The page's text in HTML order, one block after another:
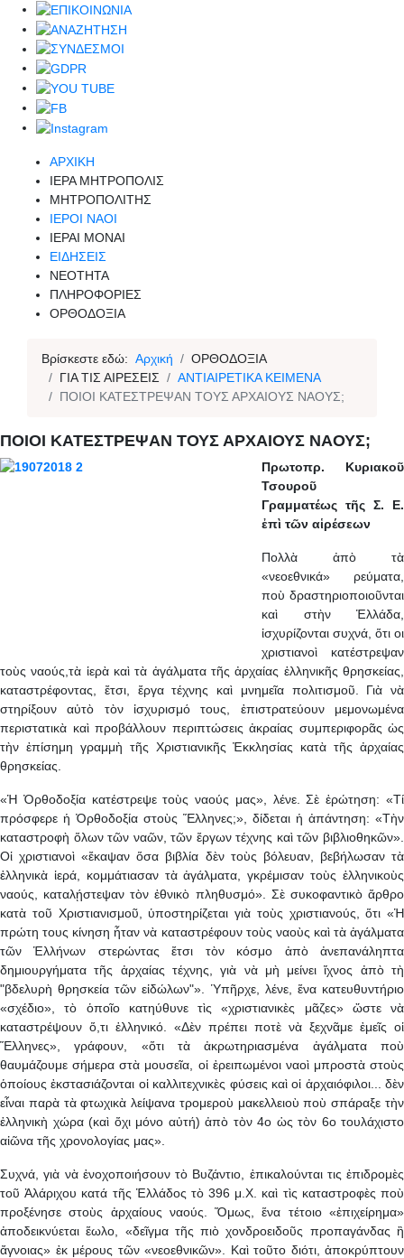
ΑΡΧΙΚΗ
ΙΕΡΑ ΜΗΤΡΟΠΟΛΙΣ
ΜΗΤΡΟΠΟΛΙΤΗΣ
ΙΕΡΟΙ ΝΑΟΙ
ΙΕΡΑΙ ΜΟΝΑΙ
ΕΙΔΗΣΕΙΣ
ΝΕΟΤΗΤΑ
ΠΛΗΡΟΦΟΡΙΕΣ
ΟΡΘΟΔΟΞΙΑ
Βρίσκεστε εδώ: Αρχική
ΟΡΘΟΔΟΞΙΑ
ΓΙΑ ΤΙΣ ΑΙΡΕΣΕΙΣ
ΑΝΤΙΑΙΡΕΤΙΚΑ ΚΕΙΜΕΝΑ
ΠΟΙΟΙ ΚΑΤΕΣΤΡΕΨΑΝ ΤΟΥΣ ΑΡΧΑΙΟΥΣ ΝΑΟΥΣ;
ΠΟΙΟΙ ΚΑΤΕΣΤΡΕΨΑΝ ΤΟΥΣ ΑΡΧΑΙΟΥΣ ΝΑΟΥΣ;
Πρωτοπρ. Κυριακοῦ
Τσουροῦ
Γραμματέως τῆς Σ. Ε.
ἐπὶ τῶν αἱρέσεων
Πολλὰ ἀπὸ τὰ
«νεοεθνικά» ρεύματα,
ποὺ δραστηριοποιοῦνται
καὶ στὴν Ἑλλάδα,
ἰσχυρίζονται συχνά, ὅτι oι
χριστιανοὶ κατέστρεψαν
τοὺς ναούς,τὰ ἱερὰ καὶ τὰ ἀγάλματα τῆς ἀρχαίας ἑλληνικῆς θρησκείας,
καταστρέφοντας, ἔτσι, ἔργα τέχνης καὶ μνημεῖα πολιτισμοῦ. Γιὰ νὰ
στηρίξουν αὐτὸ τὸν ἰσχυρισμό τους, ἐπιστρατεύουν μεμονωμένα
περιστατικὰ καὶ προβάλλουν περιπτώσεις ἀκραίας συμπεριφορᾶς ὡς
τὴν ἐπίσημη γραμμὴ τῆς Χριστιανικῆς Ἐκκλησίας κατὰ τῆς ἀρχαίας
θρησκείας.
«Ἡ Ὀρθοδοξία κατέστρεψε τοὺς ναούς μας», λένε. Σὲ ἐρώτηση: «Τί
πρόσφερε ἡ Ὀρθοδοξία στοὺς Ἕλληνες;», δίδεται ἡ ἀπάντηση: «Τὴν
καταστροφὴ ὅλων τῶν ναῶν, τῶν ἔργων τέχνης καὶ τῶν βιβλιοθηκῶν».
Οἱ χριστιανοὶ «ἔκαψαν ὅσα βιβλία δὲν τοὺς βόλευαν, βεβήλωσαν τὰ
ἑλληνικὰ ἱερά, κομμάτιασαν τὰ ἀγάλματα, γκρέμισαν τοὺς ἑλληνικοὺς
ναούς, καταλῄστεψαν τὸν ἐθνικὸ πληθυσμό». Σὲ συκοφαντικὸ ἄρθρο
κατὰ τοῦ Χριστιανισμοῦ, ὑποστηρίζεται γιὰ τοὺς χριστιανούς, ὅτι «Ἡ
πρώτη τους κίνηση ἦταν νὰ καταστρέφουν τοὺς ναοὺς καὶ τὰ ἀγάλματα
τῶν Ἑλλήνων στερώντας ἔτσι τὸν κόσμο ἀπὸ ἀνεπανάληπτα
δημιουργήματα τῆς ἀρχαίας τέχνης, γιὰ νὰ μὴ μείνει ἴχνος ἀπὸ τὴ
"βδελυρὴ θρησκεία τῶν εἰδώλων"». Ὑπῆρχε, λένε, ἕνα κατευθυντήριο
«σχέδιο», τὸ ὁποῖο κατηύθυνε τὶς «χριστιανικὲς μᾶζες» ὥστε νὰ
καταστρέψουν ὅ,τι ἑλληνικό. «Δὲν πρέπει ποτὲ νὰ ξεχνᾶμε ἐμεῖς οἱ
Ἕλληνες», γράφουν, «ὅτι τὰ ἀκρωτηριασμένα ἀγάλματα ποὺ
θαυμάζουμε σήμερα στὰ μουσεῖα, οἱ ἐρειπωμένοι ναοὶ μπροστὰ στοὺς
ὁποίους ἐκστασιάζονται οἱ καλλιτεχνικὲς φύσεις καὶ οἱ ἀρχαιόφιλοι... δὲν
εἶναι παρὰ τὰ φτωχικὰ λείψανα τρομερoὺ μακελλειoὺ ποὺ σπάραξε τὴν
ἑλληνικὴ χώρα (καὶ ὄχι μόνο αὐτή) ἀπὸ τὸν 4ο ὡς τὸν 6ο τουλάχιστο
αἰῶνα τῆς χρονολογίας μας».
Συχνά, γιὰ νὰ ἐνοχοποιήσουν τὸ Βυζάντιο, ἐπικαλούνται τις ἐπιδρομὲς
τοῦ Ἀλάριχου κατά τῆς Ἑλλάδος τὸ 396 μ.Χ. καὶ τὶς καταστροφὲς ποὺ
προξένησε στοὺς ἀρχαίους ναούς. Ὅμως, ἕνα τέτοιο «ἐπιχείρημα»
ἀποδεικνύεται ἕωλο, «δεῖγμα τῆς πιὸ χονδροειδοῦς προπαγάνδας ἢ
ἄγνοιας» ἐκ μέρους τῶν «νεοεθνικῶν». Καὶ τοῦτο διότι, ἀποκρύπτουν